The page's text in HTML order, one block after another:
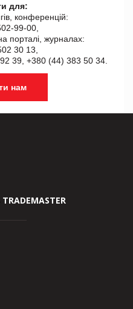
для:
конференцій:
99-00,
порталі, журналах:
30 13,
39, +380 (44) 383 50 34.
нам